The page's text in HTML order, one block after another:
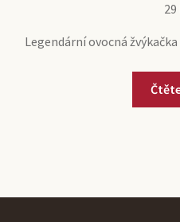
29
Legendární ovocná